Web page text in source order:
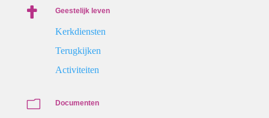
 Geestelijk leven
Kerkdiensten
Terugkijken
Activiteiten
m Documenten